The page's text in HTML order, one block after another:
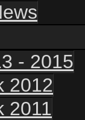
- 2015
2012
2011